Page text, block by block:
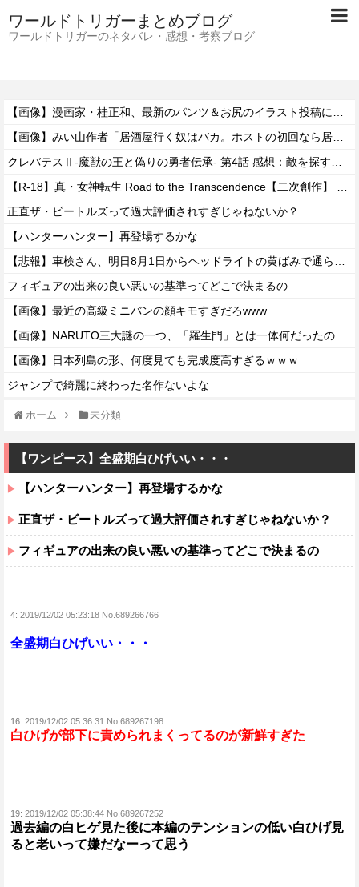
ワールドトリガーまとめブログ
ワールドトリガーのネタバレ・感想・考察ブログ
正直ザ・ビートルズって過大評価されすぎじゃねないか？
【ハンターハンター】再登場するかな
フィギュアの出来の良い悪いの基準ってどこで決まるの
【画像】最近の高級ミニバンの顔キモすぎだろwww
【画像】日本列島の形、何度見ても完成度高すぎるｗｗｗ
ジャンプで綺麗に終わった名作ないよな
ホーム 未分類
【ワンピース】全盛期白ひげいい・・・
【ハンターハンター】再登場するかな
正直ザ・ビートルズって過大評価されすぎじゃねないか？
フィギュアの出来の良い悪いの基準ってどこで決まるの
4: 2019/12/02 05:23:18 No.689266766
全盛期白ひげいい・・・
16: 2019/12/02 05:36:31 No.689267198
白ひげが部下に責められまくってるのが新鮮すぎた
19: 2019/12/02 05:38:44 No.689267252
過去編の白ヒゲ見た後に本編のテンションの低い白ひげ見
ると老いって嫌だなーって思う